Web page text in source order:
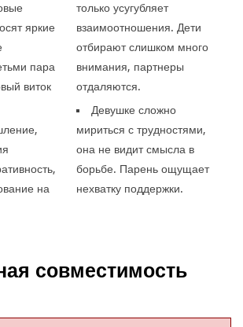
яркие
пара
виток
на
только усугубляет
взаимоотношения. Дети
отбирают слишком много
внимания, партнеры
отдаляются.
Девушке сложно
мириться с трудностями,
она не видит смысла в
борьбе. Парень ощущает
нехватку поддержки.
совместимость